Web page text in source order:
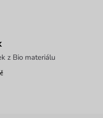
z Bio materiálu